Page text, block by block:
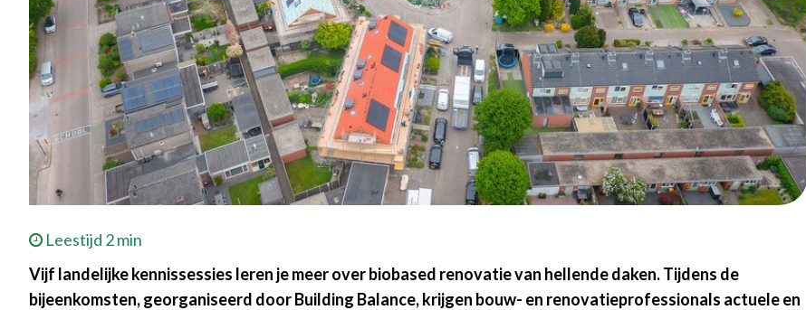
Leestijd 2 min
Vijf landelijke kennissessies leren je meer over biobased renovatie van hellende daken. Tijdens de
bijeenkomsten, georganiseerd door Building Balance, krijgen bouw- en renovatieprofessionals actuele en